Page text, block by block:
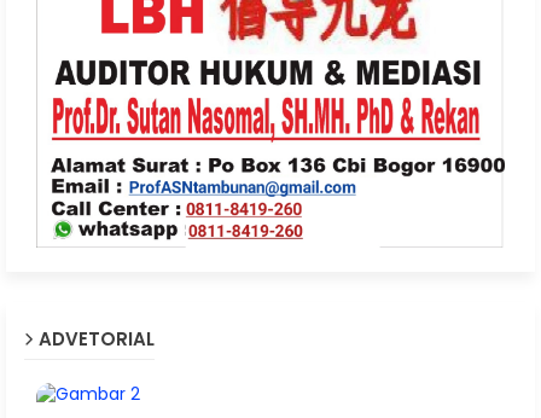
ADVETORIAL